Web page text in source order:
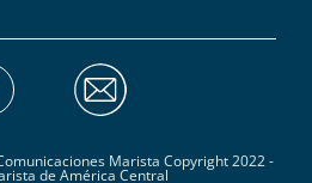
Marista Copyright 2022 -
de América Central